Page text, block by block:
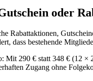
oder
Rabattaktionen,
dass bestehende
Mit 290 € statt 348 € (12
Zugang ohne